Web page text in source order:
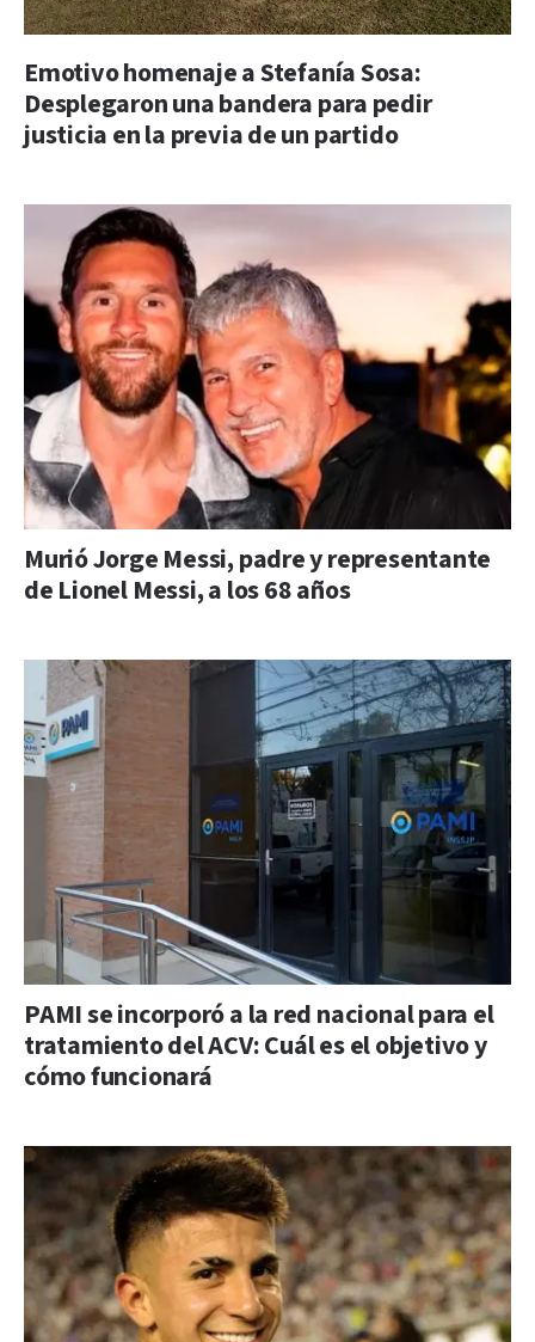
Emotivo homenaje a Stefanía Sosa:
Desplegaron una bandera para pedir
justicia en la previa de un partido
Murió Jorge Messi, padre y representante
de Lionel Messi, a los 68 años
PAMI se incorporó a la red nacional para el
tratamiento del ACV: Cuál es el objetivo y
cómo funcionará